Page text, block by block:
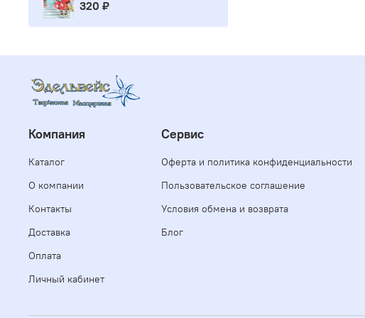
320 ₽
Компания
Каталог
О компании
Контакты
Доставка
Оплата
Личный кабинет
Сервис
Оферта и политика конфиденциальности
Пользовательское соглашение
Условия обмена и возврата
Блог